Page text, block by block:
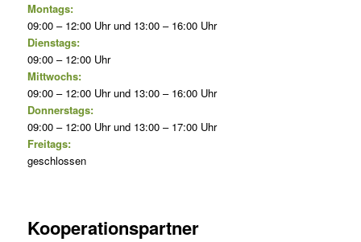
Montags:
09:00 – 12:00 Uhr und 13:00 – 16:00 Uhr
Dienstags:
09:00 – 12:00 Uhr
Mittwochs:
09:00 – 12:00 Uhr und 13:00 – 16:00 Uhr
Donnerstags:
09:00 – 12:00 Uhr und 13:00 – 17:00 Uhr
Freitags:
geschlossen
Kooperationspartner